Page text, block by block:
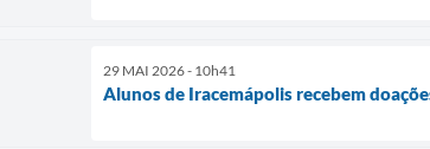
29 MAI 2026 - 10h41
Alunos de Iracemápolis recebem